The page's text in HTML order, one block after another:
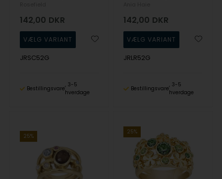
142,00 DKR
JRSC52G
Bestillingsvare
3-5
hverdage
142,00 DKR
JRLR52G
Bestillingsvare
3-5
hverdage
25%
25%